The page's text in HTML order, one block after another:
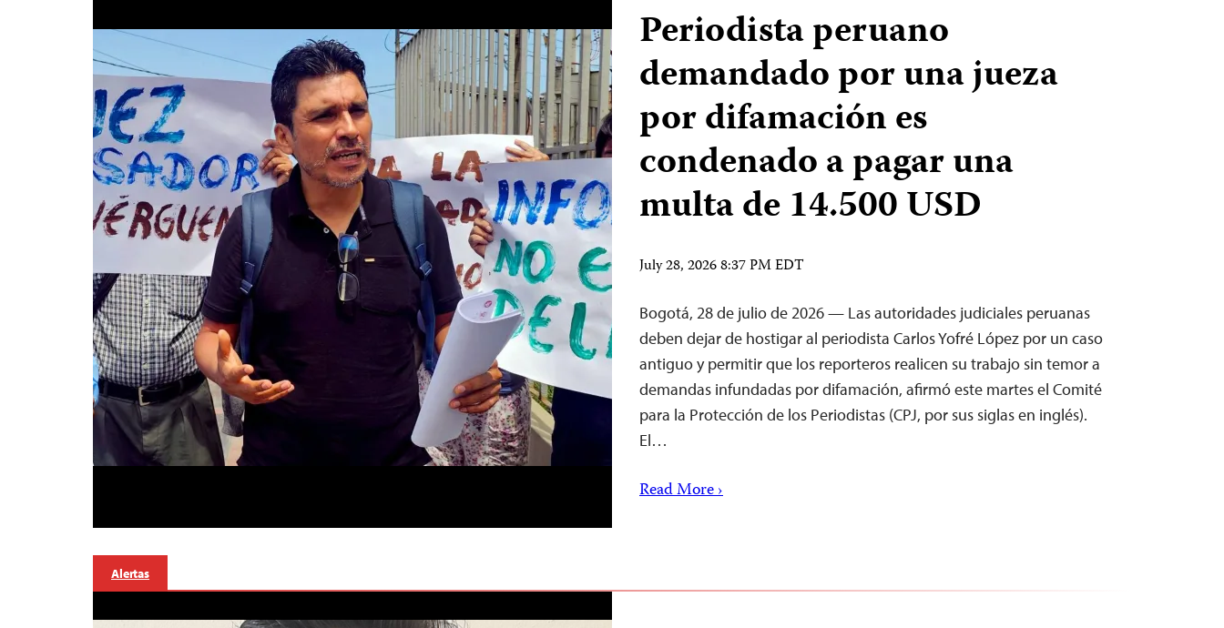
Periodista peruano
demandado por una jueza
por difamación es
condenado a pagar una
multa de 14.500 USD
July 28, 2026 8:37 PM EDT
Bogotá, 28 de julio de 2026 — Las autoridades judiciales peruanas
deben dejar de hostigar al periodista Carlos Yofré López por un caso
antiguo y permitir que los reporteros realicen su trabajo sin temor a
demandas infundadas por difamación, afirmó este martes el Comité
para la Protección de los Periodistas (CPJ, por sus siglas en inglés).
El…
Read More ›
Alertas